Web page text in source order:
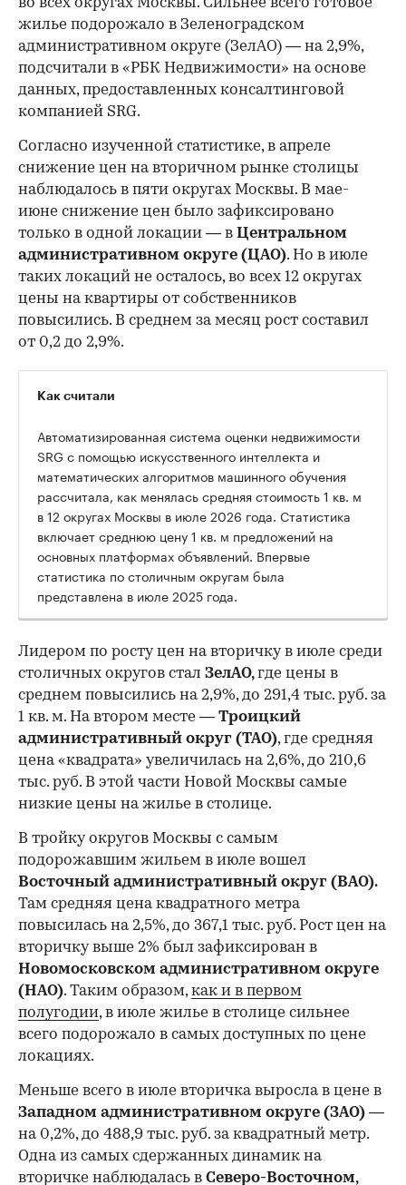
во всех округах Москвы. Сильнее всего готовое
жилье подорожало в Зеленоградском
административном округе (ЗелАО) — на 2,9%,
подсчитали в «РБК Недвижимости» на основе
данных, предоставленных консалтинговой
компанией SRG.
Согласно изученной статистике, в апреле
снижение цен на вторичном рынке столицы
наблюдалось в пяти округах Москвы. В мае-
июне снижение цен было зафиксировано
только в одной локации — в Центральном
административном округе (ЦАО). Но в июле
таких локаций не осталось, во всех 12 округах
цены на квартиры от собственников
повысились. В среднем за месяц рост составил
от 0,2 до 2,9%.
Как считали
Автоматизированная система оценки недвижимости
SRG с помощью искусственного интеллекта и
математических алгоритмов машинного обучения
рассчитала, как менялась средняя стоимость 1 кв. м
в 12 округах Москвы в июле 2026 года. Статистика
включает среднюю цену 1 кв. м предложений на
основных платформах объявлений. Впервые
статистика по столичным округам была
представлена в июле 2025 года.
Лидером по росту цен на вторичку в июле среди
столичных округов стал ЗелАО,где цены в
среднем повысились на 2,9%, до 291,4 тыс. руб. за
1 кв. м. На втором месте — Троицкий
административный округ (ТАО), где средняя
цена «квадрата» увеличилась на 2,6%, до 210,6
тыс. руб. В этой части Новой Москвы самые
низкие цены на жилье в столице.
В тройку округов Москвы с самым
подорожавшим жильем в июле вошел
Восточный административный округ (ВАО).
Там средняя цена квадратного метра
повысилась на 2,5%, до 367,1 тыс. руб. Рост цен на
вторичку выше 2% был зафиксирован в
Новомосковском административном округе
(НАО). Таким образом,как и в первом
полугодии, в июле жилье в столице сильнее
всего подорожало в самых доступных по цене
локациях.
Меньше всего в июле вторичка выросла в цене в
Западном административном округе (ЗАО) —
на 0,2%, до 488,9 тыс. руб. за квадратный метр.
Одна из самых сдержанных динамик на
вторичке наблюдалась в Северо-Восточном,